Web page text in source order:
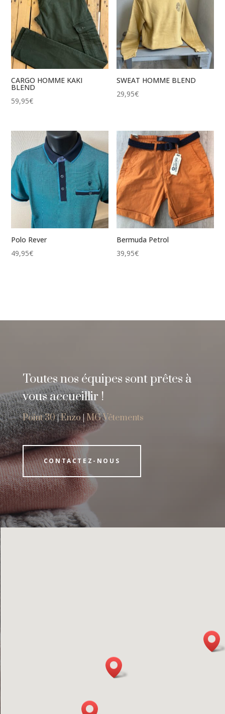
CARGO HOMME KAKI
BLEND
59,95€
SWEAT HOMME BLEND
29,95€
Polo Rever
49,95€
Bermuda Petrol
39,95€
Toutes nos équipes sont prêtes à
vous accueillir !
Point 30|Enzo|MG Vêtements
CONTACTEZ-NOUS